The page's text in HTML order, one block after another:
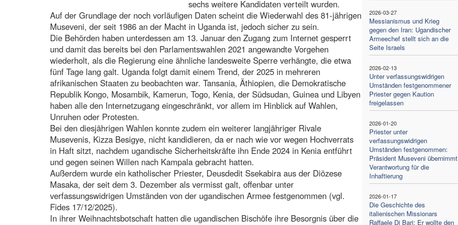
2026-03-27
Messianismus und Krieg
gegen den Iran: Ugandischer
Armeechef stellt sich an die
Seite Israels
2026-02-13
Unter verfassungswidrigen
Umständen festgenommener
Priester gegen Kaution
freigelassen
2026-01-20
Priester unter
verfassungswidrigen
Umständen festgenommen:
Präsident Museveni übernimmt
Verantwortung für die
Inhaftierung
2026-01-17
Die Geschichte des
italienischen Missionars
Raffaele Di Bari: Er wollte den
sechs weitere Kandidaten verteilt wurden.
Auf der Grundlage der noch vorläufigen Daten scheint die Wiederwahl des 81-jährigen
Museveni, der seit 1986 an der Macht in Uganda ist, jedoch sicher zu sein.
Die Behörden haben unterdessen am 13. Januar den Zugang zum Internet gesperrt
und damit das bereits bei den Parlamentswahlen 2021 angewandte Vorgehen
wiederholt, als die Regierung eine ähnliche landesweite Sperre verhängte, die etwa
fünf Tage lang galt. Uganda folgt damit einem Trend, der 2025 in mehreren
afrikanischen Staaten zu beobachten war. Tansania, Äthiopien, die Demokratische
Republik Kongo, Mosambik, Kamerun, Togo, Kenia, der Südsudan, Guinea und Libyen
haben alle den Internetzugang eingeschränkt, vor allem im Hinblick auf Wahlen,
Unruhen oder Protesten.
Bei den diesjährigen Wahlen konnte zudem ein weiterer langjähriger Rivale
Musevenis, Kizza Besigye, nicht kandidieren, da er nach wie vor wegen Hochverrats
in Haft sitzt, nachdem ugandische Sicherheitskräfte ihn Ende 2024 in Kenia entführt
und gegen seinen Willen nach Kampala gebracht hatten.
Außerdem wurde ein katholischer Priester, Deusdedit Ssekabira aus der Diözese
Masaka, der seit dem 3. Dezember als vermisst galt, offenbar unter
verfassungswidrigen Umständen von der ugandischen Armee festgenommen (vgl.
Fides 17/12/2025).
In ihrer Weihnachtsbotschaft hatten die ugandischen Bischöfe ihre Besorgnis über die